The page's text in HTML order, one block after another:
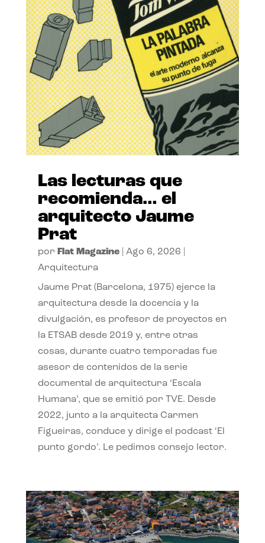
Las lecturas que
recomienda… el
arquitecto Jaume
Prat
por Flat Magazine| Ago 6, 2026
Arquitectura
Jaume Prat (Barcelona, 1975) ejerce la
arquitectura desde la docencia y la
divulgación, es profesor de proyectos en
la ETSAB desde 2019 y, entre otras
cosas, durante cuatro temporadas fue
asesor de contenidos de la serie
documental de arquitectura ‘Escala
Humana’, que se emitió por TVE. Desde
2022, junto a la arquitecta Carmen
Figueiras, conduce y dirige el podcast ‘El
punto gordo’. Le pedimos consejo lector.